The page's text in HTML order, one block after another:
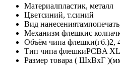
Материалпластик, металл
Цветсиний, т.синий
Вид нанесения
Механизм флешкис
Объём чипа флешки(гб.)2,
Тип чипа флешкиPCBA
Размер товара ( ШхВхГ